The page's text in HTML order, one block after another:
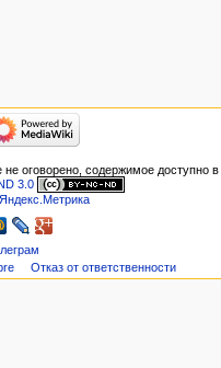
не оговорено, содержимое доступно в
3.0
Отказ от ответственности